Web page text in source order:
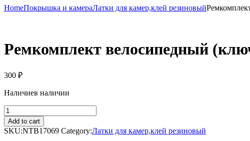
HomeПокрышка и камераЛатки для камер,клей резиновый
Ремкомплект велосипедный
300 ₽
Наличиев наличии
Ремкомплект
велосипедный
(ключом
косточка
Add to cart
SKU:NTB17069 Category:Латки для камер,клей резиновый